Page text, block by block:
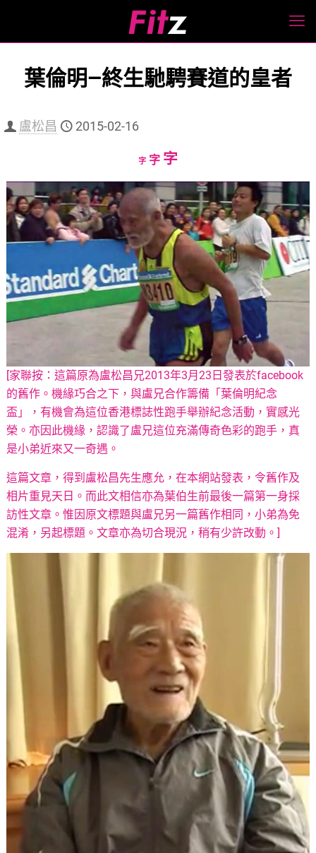
葉倫明—終生馳騁賽道的皇者
盧松昌 2015-02-16
字Decrease
size.
字Reset
size.
字Increase
size.
[家聯按：這篇原為盧松昌兄2013年3月23日發表於facebook
的舊作。機緣巧合之下，與盧兄合作籌備「葉倫明紀念
盃 」，有機會為這位香港標誌性跑手舉辦紀念活動，實感光
榮。亦因此機緣，認識了盧兄這位充滿傳奇色彩的跑手，真
是小弟近來又一奇遇。
這篇文章，得到盧松昌先生應允，在本網站發表，令舊作及
相片重見天日。而此文相信亦為葉伯生前最後一篇第一身採
訪性文章。惟因原文標題與盧兄另一篇舊作相同，小弟為免
混淆，另起標題。文章亦為切合現況，稍有少許改動。]